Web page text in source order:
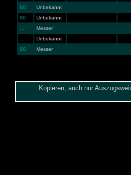
80
Unbekannt
80
Unbekannt
Messer
Unbekannt
80
Messer
Kopieren, auch nur